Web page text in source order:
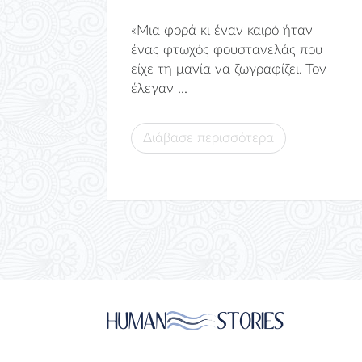
«Μια φορά κι έναν καιρό ήταν
ένας φτωχός φουστανελάς που
είχε τη μανία να ζωγραφίζει. Τον
έλεγαν ...
Διάβασε περισσότερα